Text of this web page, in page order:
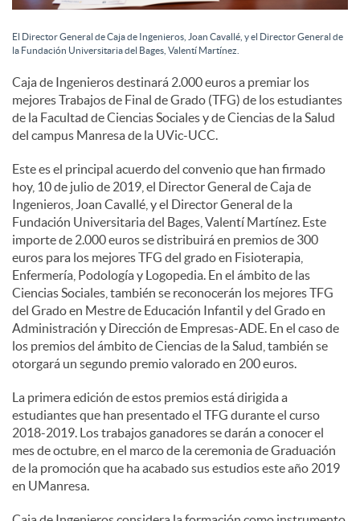
s
El Director General de Caja de Ingenieros, Joan Cavallé, y el Director General de
la Fundación Universitaria del Bages, Valentí Martínez.
Caja de Ingenieros destinará 2.000 euros a premiar los
mejores Trabajos de Final de Grado (TFG) de los estudiantes
de la Facultad de Ciencias Sociales y de Ciencias de la Salud
del campus Manresa de la UVic-UCC.
Este es el principal acuerdo del convenio que han firmado
hoy, 10 de julio de 2019, el Director General de Caja de
Ingenieros, Joan Cavallé, y el Director General de la
Fundación Universitaria del Bages, Valentí Martínez. Este
importe de 2.000 euros se distribuirá en premios de 300
euros para los mejores TFG del grado en Fisioterapia,
Enfermería, Podología y Logopedia. En el ámbito de las
Ciencias Sociales, también se reconocerán los mejores TFG
del Grado en Mestre de Educación Infantil y del Grado en
Administración y Dirección de Empresas-ADE. En el caso de
los premios del ámbito de Ciencias de la Salud, también se
otorgará un segundo premio valorado en 200 euros.
La primera edición de estos premios está dirigida a
estudiantes que han presentado el TFG durante el curso
2018-2019. Los trabajos ganadores se darán a conocer el
mes de octubre, en el marco de la ceremonia de Graduación
de la promoción que ha acabado sus estudios este año 2019
en UManresa.